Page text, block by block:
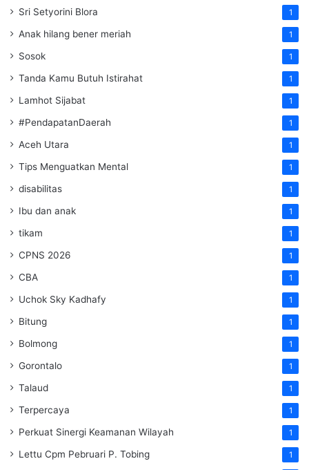
Sri Setyorini Blora 1
Anak hilang bener meriah 1
Sosok 1
Tanda Kamu Butuh Istirahat 1
Lamhot Sijabat 1
#PendapatanDaerah 1
Aceh Utara 1
Tips Menguatkan Mental 1
disabilitas 1
Ibu dan anak 1
tikam 1
CPNS 2026 1
CBA 1
Uchok Sky Kadhafy 1
Bitung 1
Bolmong 1
Gorontalo 1
Talaud 1
Terpercaya 1
Perkuat Sinergi Keamanan Wilayah 1
Lettu Cpm Pebruari P. Tobing 1